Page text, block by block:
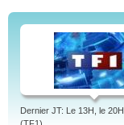
Dernier JT: Le 13H, le 20H